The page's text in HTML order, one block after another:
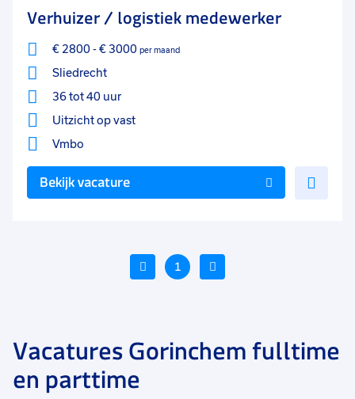
Verhuizer / logistiek medewerker
€ 2800- € 3000 per maand
Sliedrecht
36 tot 40 uur
Uitzicht op vast
Vmbo
Bekijk vacature
Vorige
1
toe
Vacatures Gorinchem fulltime
en parttime